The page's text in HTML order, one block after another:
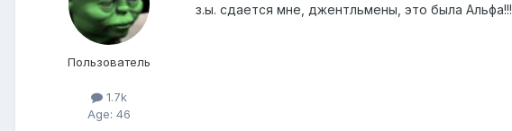
Пользователь
1.7k
Age: 46
з.ы. сдается мне, джентльмены, это была Альфа!!!